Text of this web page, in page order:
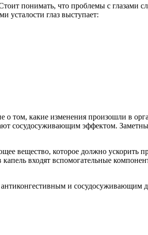
понимать, что проблемы с глазами
усталости глаз выступает:
о том, какие изменения произошли в
сосудосуживающим эффектом.
вещество, которое должно ускорить
входят вспомогательные
и сосудосуживающим